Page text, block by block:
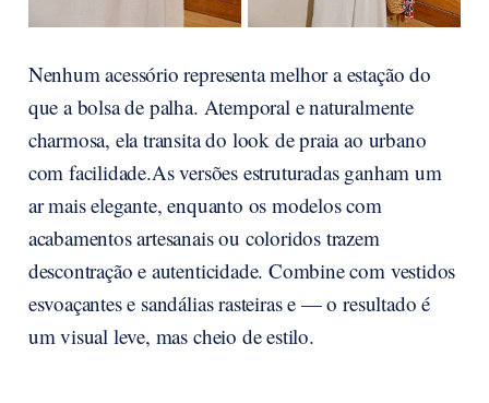
Nenhum acessório representa melhor a estação do
que a bolsa de palha. Atemporal e naturalmente
charmosa, ela transita do look de praia ao urbano
com facilidade.As versões estruturadas ganham um
ar mais elegante, enquanto os modelos com
acabamentos artesanais ou coloridos trazem
descontração e autenticidade. Combine com vestidos
esvoaçantes e sandálias rasteiras e — o resultado é
um visual leve, mas cheio de estilo.